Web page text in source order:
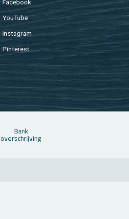
Fa­cebook
You­Tu­be
In­st­agram
Pin­te­rest
Bank
over­schrij­ving